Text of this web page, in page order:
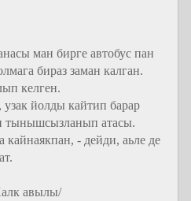
ман бирге автобус пан
бираз заман калган.
келген.
йолды кайтип барар
тынышсызланып атасы.
- дейди, аьле де
авылы/